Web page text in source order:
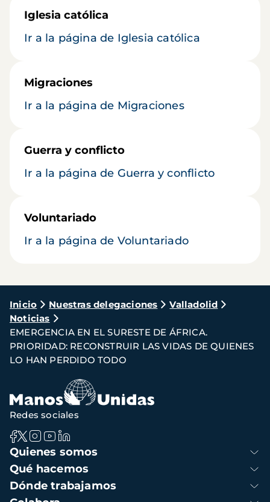
Iglesia católica
Ir a la página de Iglesia católica
Migraciones
Ir a la página de Migraciones
Guerra y conflicto
Ir a la página de Guerra y conflicto
Voluntariado
Ir a la página de Voluntariado
Ruta
de
navegación
Inicio Nuestras delegaciones
Valladolid
Noticias
EMERGENCIA EN EL SURESTE DE ÁFRICA.
PRIORIDAD: RECONSTRUIR LAS VIDAS DE QUIENES
LO HAN PERDIDO TODO
Navegación
principal
Quienes somos
Qué hacemos
Dónde trabajamos
Redes sociales